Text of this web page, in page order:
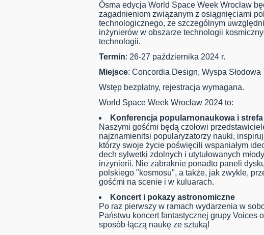
Ósma edycja World Space Week Wrocław
zagadnieniom związanym z osiągnięciami
technologicznego, ze szczególnym
inżynierów w obszarze technologii
technologii.
Termin: 26-27 października 2024 r.
Miejsce: Concordia Design, Wyspa Słodowa
Wstęp bezpłatny, rejestracja wymagana.
World Space Week Wrocław 2024 to:
Konferencja popularnonaukowa i strefa
Naszymi gośćmi będą czołowi
najznamienitsi popularyzatorzy nauki,
którzy swoje życie poświęcili wspaniałym
dech sylwetki zdolnych i utytułowanych
inżynierii. Nie zabraknie ponadto paneli
polskiego "kosmosu", a także, jak zwykle,
gośćmi na scenie i w kuluarach.
Koncert i pokazy astronomiczne
Po raz pierwszy w ramach wydarzenia w
Państwu koncert fantastycznej grupy Voices
sposób łączą naukę ze sztuką!